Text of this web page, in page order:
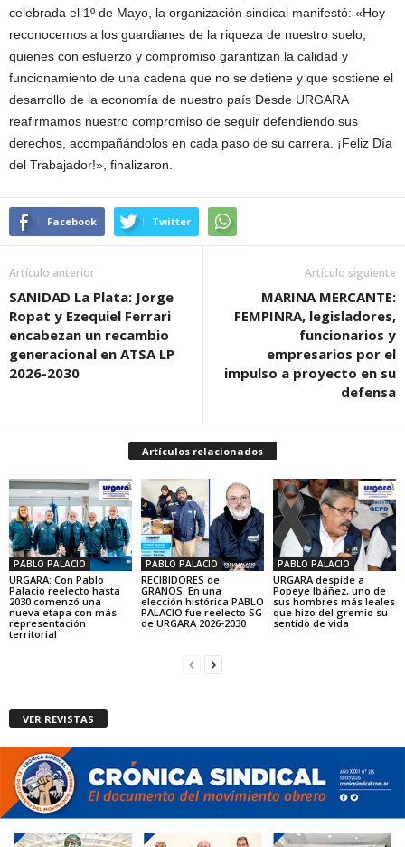
celebrada el 1º de Mayo, la organización sindical manifestó: «Hoy
reconocemos a los guardianes de la riqueza de nuestro suelo,
quienes con esfuerzo y compromiso garantizan la calidad y
funcionamiento de una cadena que no se detiene y que sostiene el
desarrollo de la economía de nuestro país Desde URGARA
reafirmamos nuestro compromiso de seguir defendiendo sus
derechos, acompañándolos en cada paso de su carrera. ¡Feliz Día
del Trabajador!», finalizaron.
Facebook Twitter
Artículo anterior
SANIDAD La Plata: Jorge
Ropat y Ezequiel Ferrari
encabezan un recambio
generacional en ATSA LP
2026-2030
Artículo siguiente
MARINA MERCANTE:
FEMPINRA, legisladores,
funcionarios y
empresarios por el
impulso a proyecto en su
defensa
Artículos relacionados
PABLO PALACIO
URGARA: Con Pablo
Palacio reelecto hasta
2030 comenzó una
nueva etapa con más
representación
territorial
PABLO PALACIO
RECIBIDORES de
GRANOS: En una
elección histórica PABLO
PALACIO fue reelecto SG
de URGARA 2026-2030
PABLO PALACIO
URGARA despide a
Popeye Ibáñez, uno de
sus hombres más leales
que hizo del gremio su
sentido de vida
VER REVISTAS